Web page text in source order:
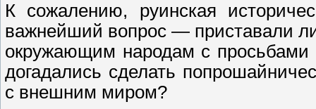
К сожалению, руинская
важнейший вопрос — приставали
окружающим народам с просьбами
догадались сделать
с внешним миром?